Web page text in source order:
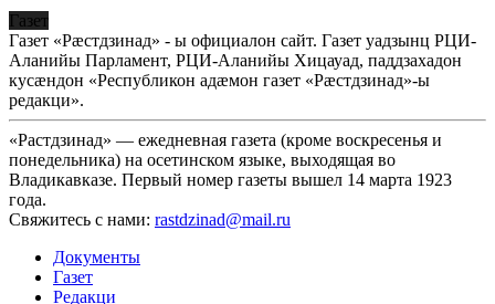
Газет
Газет «Рæстдзинад» - ы официалон сайт. Газет уадзынц РЦИ-
Аланийы Парламент, РЦИ-Аланийы Хицауад, паддзахадон
кусæндон «Республикон адæмон газет «Рæстдзинад»-ы
редакци».
«Растдзинад» — ежедневная газета (кроме воскресенья и
понедельника) на осетинском языке, выходящая во
Владикавказе. Первый номер газеты вышел 14 марта 1923
года.
Свяжитесь с нами: rastdzinad@mail.ru
Документы
Газет
Редакци